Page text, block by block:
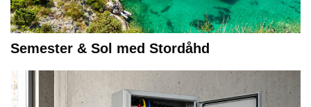
Semester & Sol med Stordåhd